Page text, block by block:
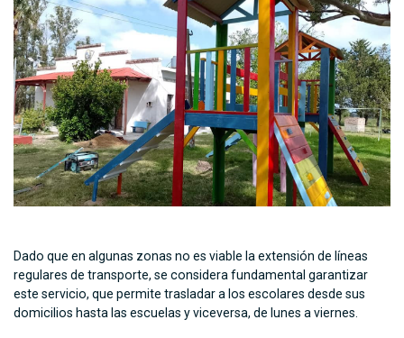
Dado que en algunas zonas no es viable la extensión de líneas
regulares de transporte, se considera fundamental garantizar
este servicio, que permite trasladar a los escolares desde sus
domicilios hasta las escuelas y viceversa, de lunes a viernes.